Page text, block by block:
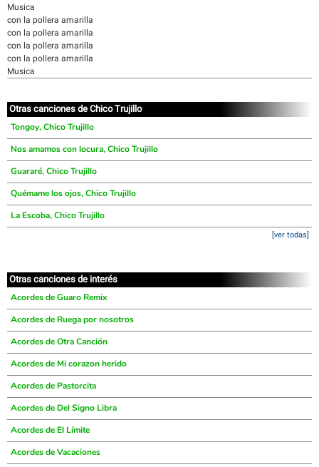
Musica
con la pollera amarilla
con la pollera amarilla
con la pollera amarilla
con la pollera amarilla
Musica
Otras canciones de Chico Trujillo
Tongoy, Chico Trujillo
Nos amamos con locura, Chico Trujillo
Guararé, Chico Trujillo
Quémame los ojos, Chico Trujillo
La Escoba, Chico Trujillo
[ver todas]
Otras canciones de interés
Acordes de Guaro Remix
Acordes de Ruega por nosotros
Acordes de Otra Canción
Acordes de Mi corazon herido
Acordes de Pastorcita
Acordes de Del Signo Libra
Acordes de El Límite
Acordes de Vacaciones